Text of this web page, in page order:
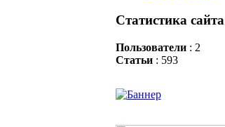
Статистика сайта
Пользователи: 2
Статьи: 593